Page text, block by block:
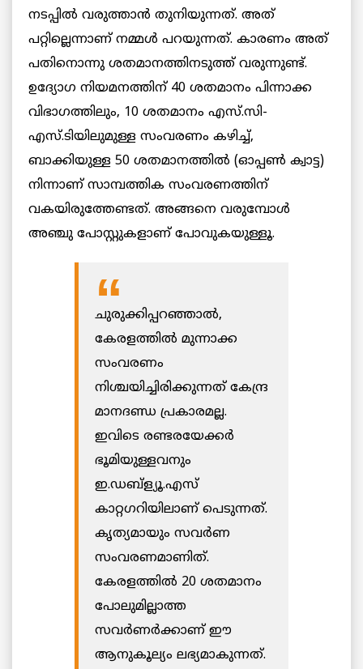
നടപ്പില്‍ വരുത്താന്‍ തുനിയുന്നത്. അത്
പറ്റില്ലെന്നാണ് നമ്മള്‍ പറയുന്നത്. കാരണം അത്
പതിനൊന്നു ശതമാനത്തിനടുത്ത് വരുന്നുണ്ട്.
ഉദ്യോഗ നിയമനത്തിന് 40 ശതമാനം പിന്നാക്ക
വിഭാഗത്തിലും, 10 ശതമാനം എസ്.സി-
എസ്.ടിയിലുമുള്ള സംവരണം കഴിച്ച്,
ബാക്കിയുള്ള 50 ശതമാനത്തില്‍ (ഓപ്പണ്‍ ക്വാട്ട)
നിന്നാണ് സാമ്പത്തിക സംവരണത്തിന്
വകയിരുത്തേണ്ടത്. അങ്ങനെ വരുമ്പോള്‍
അഞ്ചു പോസ്റ്റുകളാണ് പോവുകയുള്ളൂ.
ചുരുക്കിപ്പറഞ്ഞാല്‍,
കേരളത്തില്‍ മുന്നാക്ക
സംവരണം
നിശ്ചയിച്ചിരിക്കുന്നത് കേന്ദ്ര
മാനദണ്ഡ പ്രകാരമല്ല.
ഇവിടെ രണ്ടരയേക്കര്‍
ഭൂമിയുള്ളവനും
ഇ.ഡബ്ള്യൂ.എസ്
കാറ്റഗറിയിലാണ് പെടുന്നത്.
കൃത്യമായും സവര്‍ണ
സംവരണമാണിത്.
കേരളത്തില്‍ 20 ശതമാനം
പോലുമില്ലാത്ത
സവര്‍ണര്‍ക്കാണ് ഈ
ആനുകൂല്യം ലഭ്യമാകുന്നത്.